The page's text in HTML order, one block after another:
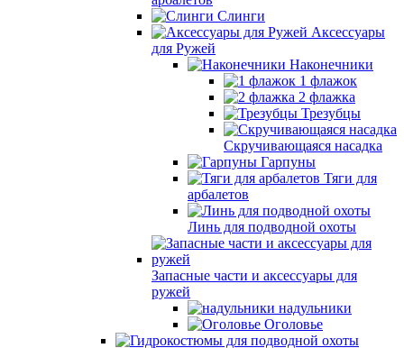
Слинги
Аксессуары
для Ружей
Наконечники
1 флажок
2 флажка
Трезубцы
Скручивающаяся насадка
Гарпуны
Тяги для
арбалетов
Линь для подводной охоты
Запасные части и аксессуары для
ружей
надульники
Оголовье